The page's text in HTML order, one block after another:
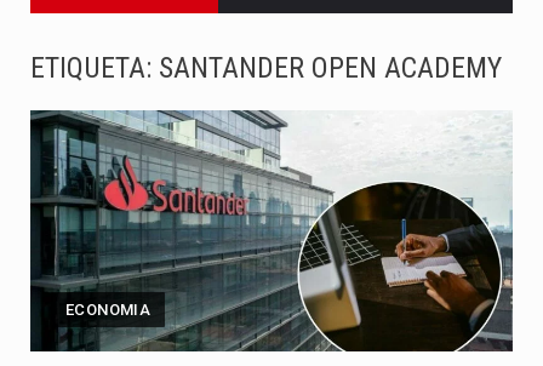
Con una salva de 21 cañonazos se cumplieron los honores…
ETIQUETA: SANTANDER OPEN ACADEMY
ECONOMIA